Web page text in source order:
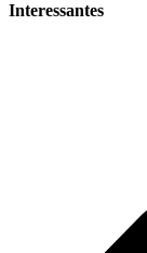
Interessantes